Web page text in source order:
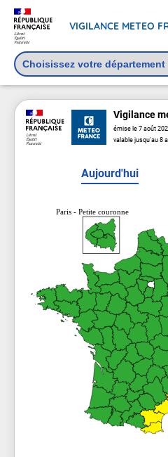
VIGILANCE METEO
Vigilance
émise le 7 août
valable jusqu'au 8
Aujourd'hui
Paris - Petite couronne